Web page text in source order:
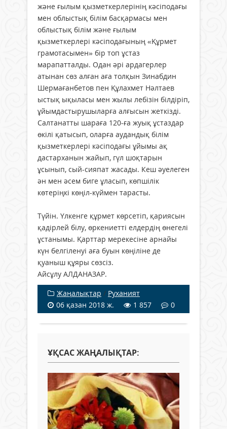
және ғылым қызметкерлерінің кәсіподағы
мен облыстық білім басқармасы мен
облыстық білім және ғылым
қызметкерлері кәсіподағының «Құрмет
грамотасымен» бір топ ұстаз
марапатталды. Одан әрі ардагерлер
атынан сөз алған аға толқын Зинабдин
Шермағанбетов пен Құлахмет Нәлтаев
ыстық ықыласы мен жылы лебізін білдіріп,
ұйымдастырушыларға алғысын жеткізді.
Салтанатты шараға 120-ға жуық ұстаздар
өкілі қатысып, оларға аудандық білім
қызметкерлері кәсіподағы ұйымы ақ
дастарханын жайып, гүл шоқтарын
ұсынып, сый-сияпат жасады. Кеш әуелеген
ән мен әсем биге ұласып, көпшілік
көтеріңкі көңіл-күймен тарасты.
Түйін. Үлкенге құрмет көрсетіп, қариясын
қадірлей білу, өркениетті елдердің өнегелі
ұстанымы. Қарттар мерекесіне арнайы
күн белгіленуі аға буын көңіліне де
қуаныш құяры сөзсіз.
Айсұлу АЛДАНАЗАР.
Жаңалықтар / Руханият
06 қазан 2018 ж.
1 857 0
ҰҚСАС ЖАҢАЛЫҚТАР: